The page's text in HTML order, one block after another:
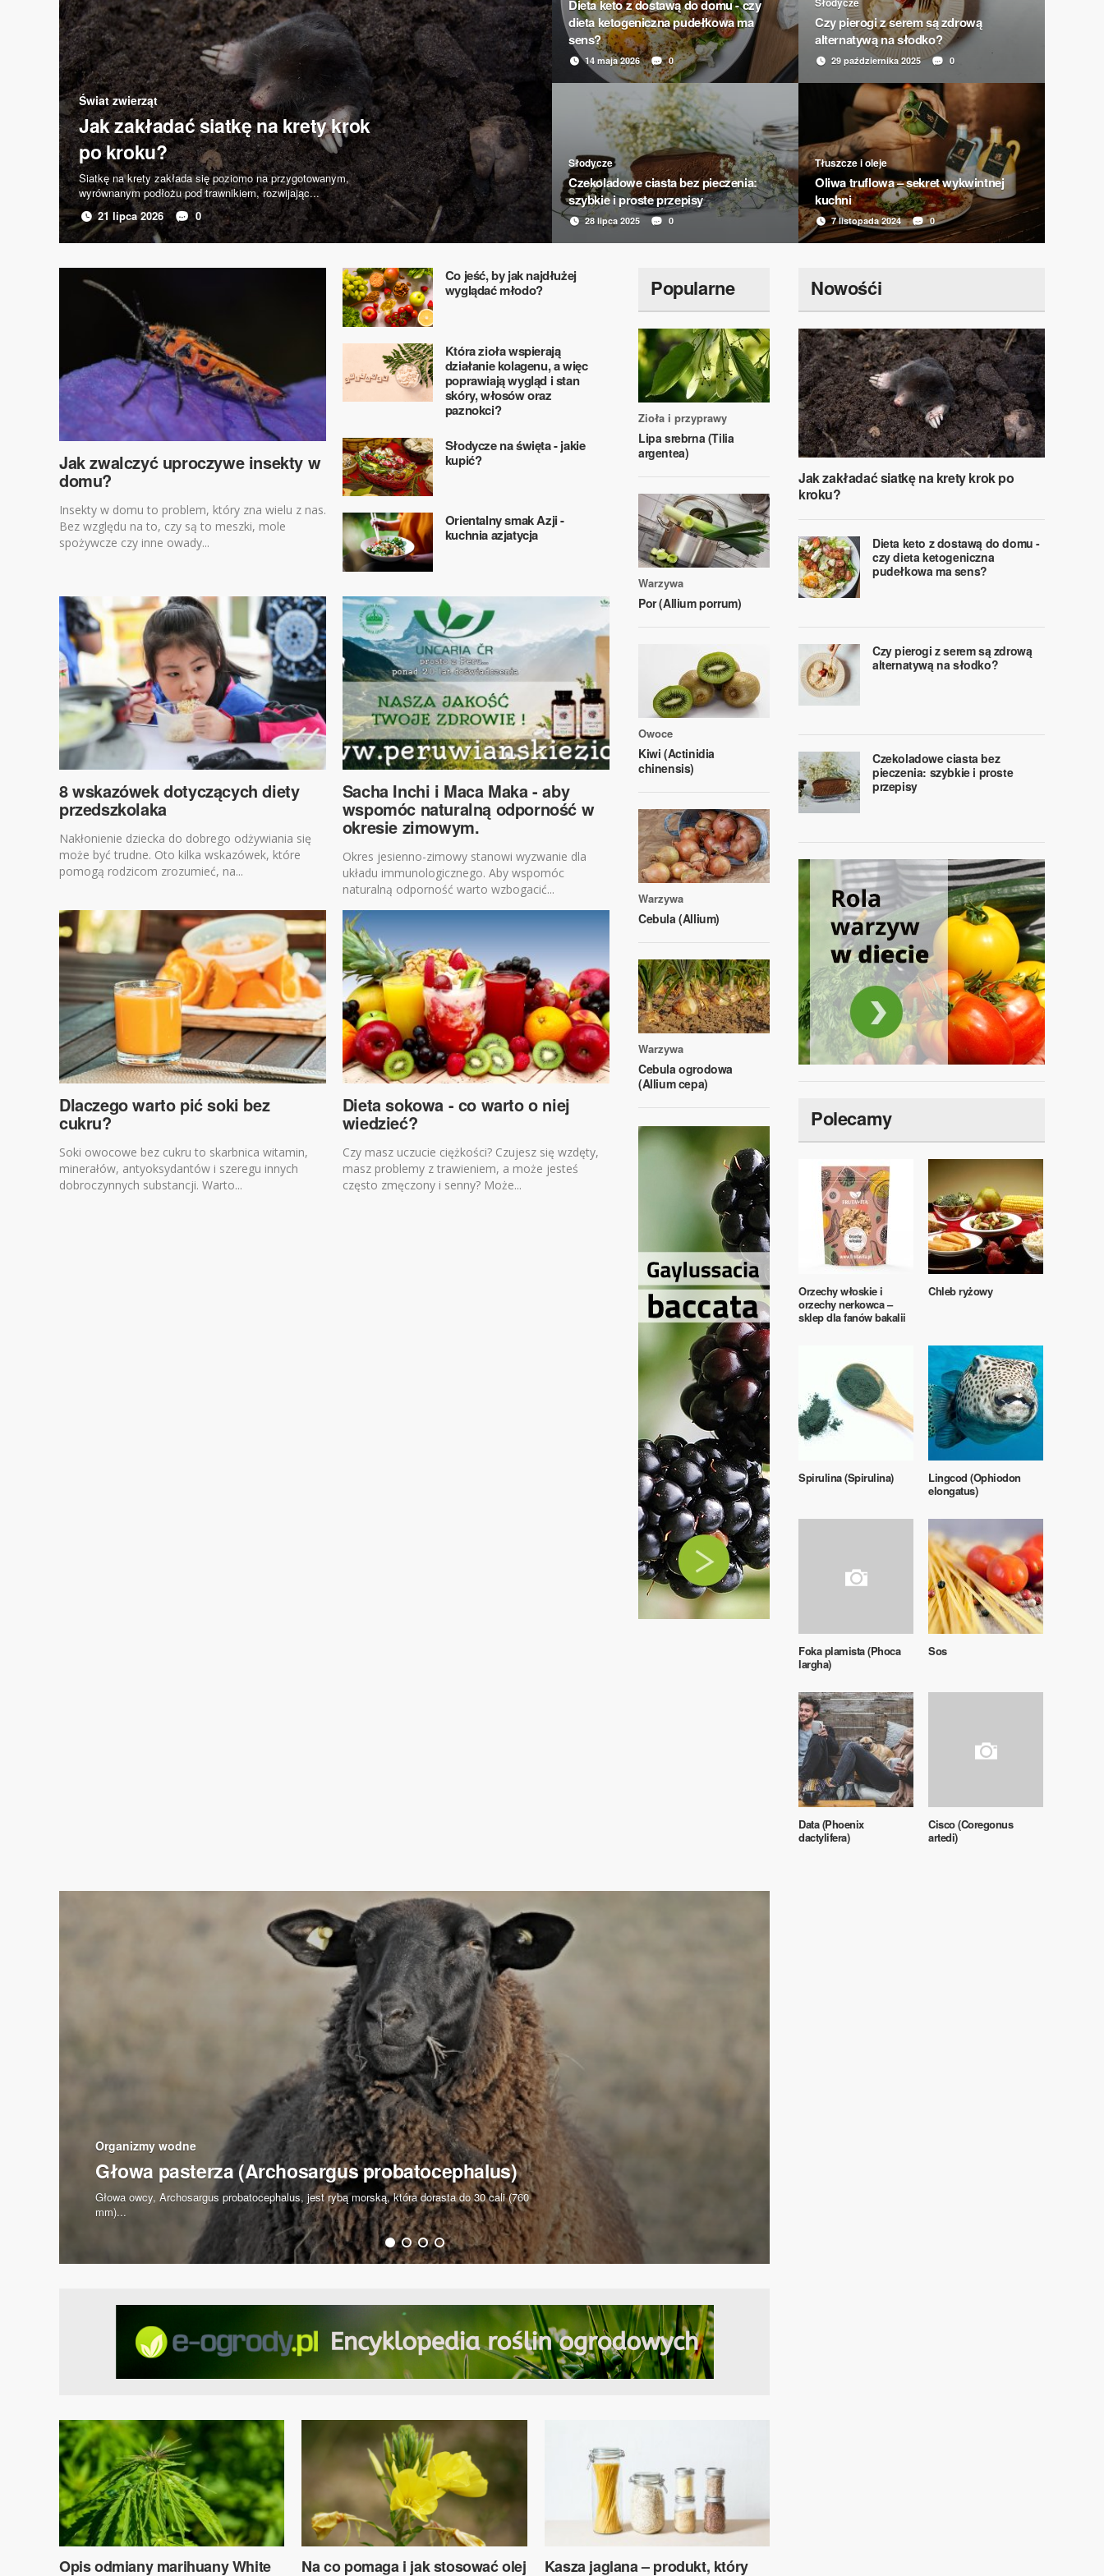
Świat zwierząt
Jak zakładać siatkę na krety krok
po kroku?
​Siatkę na krety zakłada się poziomo na przygotowanym,
wyrównanym podłożu pod trawnikiem, rozwijając...
21 lipca 2026
0
Dieta keto z dostawą do domu - czy
dieta ketogeniczna pudełkowa ma
sens?
14 maja 2026 0
Czy pierogi z serem są zdrową
alternatywą na słodko?
29 października 2025 0
Słodycze
Czekoladowe ciasta bez pieczenia:
szybkie i proste przepisy
28 lipca 2025 0
Tłuszcze i oleje
Oliwa truflowa – sekret wykwintnej
kuchni
7 listopada 2024 0
Jak zwalczyć uproczywe insekty w
domu?
Insekty w domu to problem, który zna wielu z nas.
Bez względu na to, czy są to meszki, mole
spożywcze czy inne owady...
Co jeść, by jak najdłużej
wyglądać młodo?
Która zioła wspierają
działanie kolagenu, a więc
poprawiają wygląd i stan
skóry, włosów oraz
paznokci?
Słodycze na święta - jakie
kupić?
Orientalny smak Azji -
kuchnia azjatycja
8 wskazówek dotyczących diety
przedszkolaka
Nakłonienie dziecka do dobrego odżywiania się
może być trudne. Oto kilka wskazówek, które
pomogą rodzicom zrozumieć, na...
Sacha Inchi i Maca Maka - aby
wspomóc naturalną odporność w
okresie zimowym.
​Okres jesienno-zimowy stanowi wyzwanie dla
układu immunologicznego. Aby wspomóc
naturalną odporność warto wzbogacić...
Dlaczego warto pić soki bez
cukru?
​Soki owocowe bez cukru to skarbnica witamin,
minerałów, antyoksydantów i szeregu innych
dobroczynnych substancji. Warto...
Dieta sokowa - co warto o niej
wiedzieć?
Czy masz uczucie ciężkości? Czujesz się wzdęty,
masz problemy z trawieniem, a może jesteś
często zmęczony i senny? Może...
Popularne
Zioła i przyprawy
Lipa srebrna (Tilia
argentea)
Warzywa
Por (Allium porrum)
Owoce
Kiwi (Actinidia
chinensis)
Warzywa
Cebula (Allium)
Warzywa
Cebula ogrodowa
(Allium cepa)
Nowośći
Jak zakładać siatkę na krety krok po
kroku?
Dieta keto z dostawą do domu -
czy dieta ketogeniczna
pudełkowa ma sens?
Czy pierogi z serem są zdrową
alternatywą na słodko?
Czekoladowe ciasta bez
pieczenia: szybkie i proste
przepisy
Polecamy
Orzechy włoskie i
orzechy nerkowca –
sklep dla fanów bakalii
Chleb ryżowy
Spirulina (Spirulina)
Lingcod (Ophiodon
elongatus)
Foka plamista (Phoca
largha)
Sos
Data (Phoenix
dactylifera)
Cisco (Coregonus
artedi)
Organizmy wodne
Głowa pasterza (Archosargus probatocephalus)
Głowa owcy, Archosargus probatocephalus, jest rybą morską, która dorasta do 30 cali (760
mm)...
Opis odmiany marihuany White Na co pomaga i jak stosować olej Kasza jaglana – produkt, który